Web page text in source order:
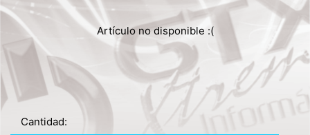
Artículo no disponible :(
Cantidad: